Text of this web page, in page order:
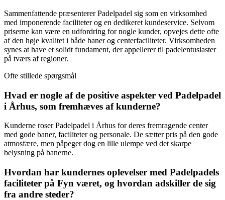
Sammenfattende præsenterer Padelpadel sig som en virksomhed
med imponerende faciliteter og en dedikeret kundeservice. Selvom
priserne kan være en udfordring for nogle kunder, opvejes dette ofte
af den høje kvalitet i både baner og centerfaciliteter. Virksomheden
synes at have et solidt fundament, der appellerer til padelentusiaster
på tværs af regioner.
Ofte stillede spørgsmål
Hvad er nogle af de positive aspekter ved Padelpadel
i Århus, som fremhæves af kunderne?
Kunderne roser Padelpadel i Århus for deres fremragende center
med gode baner, faciliteter og personale. De sætter pris på den gode
atmosfære, men påpeger dog en lille ulempe ved det skarpe
belysning på banerne.
Hvordan har kundernes oplevelser med Padelpadels
faciliteter på Fyn været, og hvordan adskiller de sig
fra andre steder?